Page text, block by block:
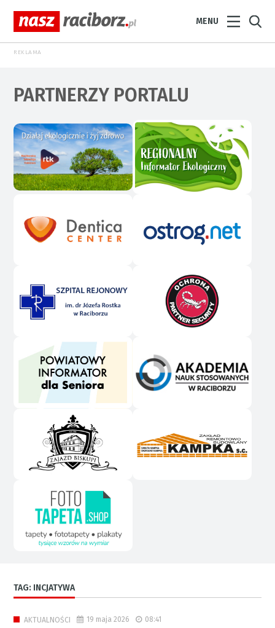
MENU
REKLAMA
PARTNERZY PORTALU
TAG: INCJATYWA
AKTUALNOŚCI 19 maja 2026 08:41